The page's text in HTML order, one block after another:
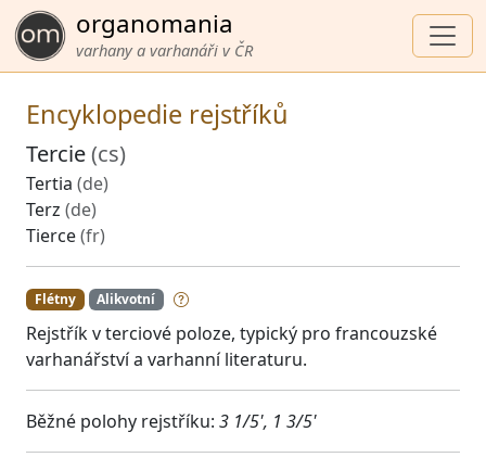
organomania
varhany a varhanáři v ČR
Encyklopedie rejstříků
Tercie(cs)
Tertia (de)
Terz (de)
Tierce(fr)
Flétny Alikvotní
Rejstřík v terciové poloze, typický pro francouzské
varhanářství a varhanní literaturu.
Běžné polohy rejstříku: 3 1/5', 1 3/5'